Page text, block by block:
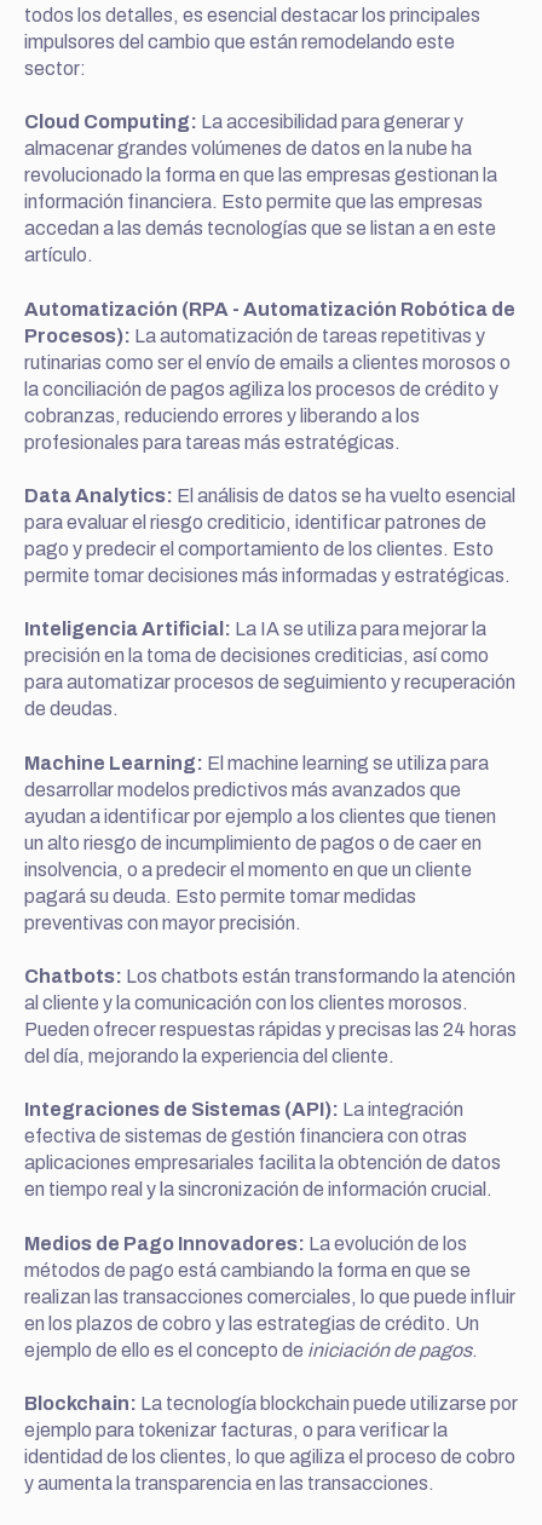
todos los detalles, es esencial destacar los principales
impulsores del cambio que están remodelando este
sector:
Cloud Computing: La accesibilidad para generar y
almacenar grandes volúmenes de datos en la nube ha
revolucionado la forma en que las empresas gestionan la
información financiera. Esto permite que las empresas
accedan a las demás tecnologías que se listan a en este
artículo.
Automatización (RPA - Automatización Robótica de
Procesos): La automatización de tareas repetitivas y
rutinarias como ser el envío de emails a clientes morosos o
la conciliación de pagos agiliza los procesos de crédito y
cobranzas, reduciendo errores y liberando a los
profesionales para tareas más estratégicas.
Data Analytics: El análisis de datos se ha vuelto esencial
para evaluar el riesgo crediticio, identificar patrones de
pago y predecir el comportamiento de los clientes. Esto
permite tomar decisiones más informadas y estratégicas.
Inteligencia Artificial: La IA se utiliza para mejorar la
precisión en la toma de decisiones crediticias, así como
para automatizar procesos de seguimiento y recuperación
de deudas.
Machine Learning: El machine learning se utiliza para
desarrollar modelos predictivos más avanzados que
ayudan a identificar por ejemplo a los clientes que tienen
un alto riesgo de incumplimiento de pagos o de caer en
insolvencia, o a predecir el momento en que un cliente
pagará su deuda. Esto permite tomar medidas
preventivas con mayor precisión.
Chatbots: Los chatbots están transformando la atención
al cliente y la comunicación con los clientes morosos.
Pueden ofrecer respuestas rápidas y precisas las 24 horas
del día, mejorando la experiencia del cliente.
Integraciones de Sistemas (API): La integración
efectiva de sistemas de gestión financiera con otras
aplicaciones empresariales facilita la obtención de datos
en tiempo real y la sincronización de información crucial.
Medios de Pago Innovadores: La evolución de los
métodos de pago está cambiando la forma en que se
realizan las transacciones comerciales, lo que puede influir
en los plazos de cobro y las estrategias de crédito. Un
ejemplo de ello es el concepto de iniciación de pagos.
Blockchain: La tecnología blockchain puede utilizarse por
ejemplo para tokenizar facturas, o para verificar la
identidad de los clientes, lo que agiliza el proceso de cobro
y aumenta la transparencia en las transacciones.